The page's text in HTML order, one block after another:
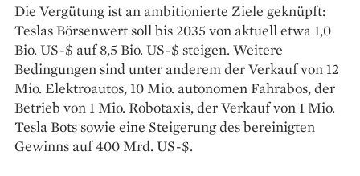
Die Vergütung ist an ambitionierte Ziele geknüpft:
Teslas Börsenwert soll bis 2035 von aktuell etwa 1,0
Bio. US-$ auf 8,5 Bio. US-$ steigen. Weitere
Bedingungen sind unter anderem der Verkauf von 12
Mio. Elektroautos, 10 Mio. autonomen Fahrabos, der
Betrieb von 1 Mio. Robotaxis, der Verkauf von 1 Mio.
Tesla Bots sowie eine Steigerung des bereinigten
Gewinns auf 400 Mrd. US-$.